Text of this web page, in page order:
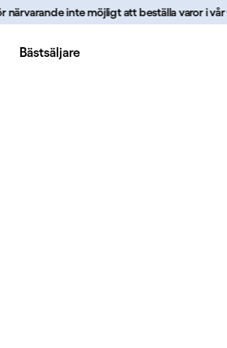
inte möjligt att beställa varor i vår
Bästsäljare